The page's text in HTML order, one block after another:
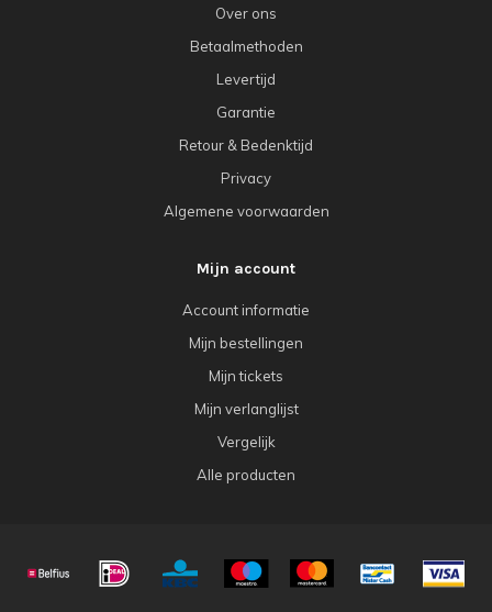
Over ons
Betaalmethoden
Levertijd
Garantie
Retour & Bedenktijd
Privacy
Algemene voorwaarden
Mijn account
Account informatie
Mijn bestellingen
Mijn tickets
Mijn verlanglijst
Vergelijk
Alle producten